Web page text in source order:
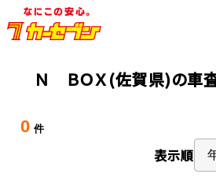
Ｎ ＢＯＸ(佐賀県)の車
0 件
表示順